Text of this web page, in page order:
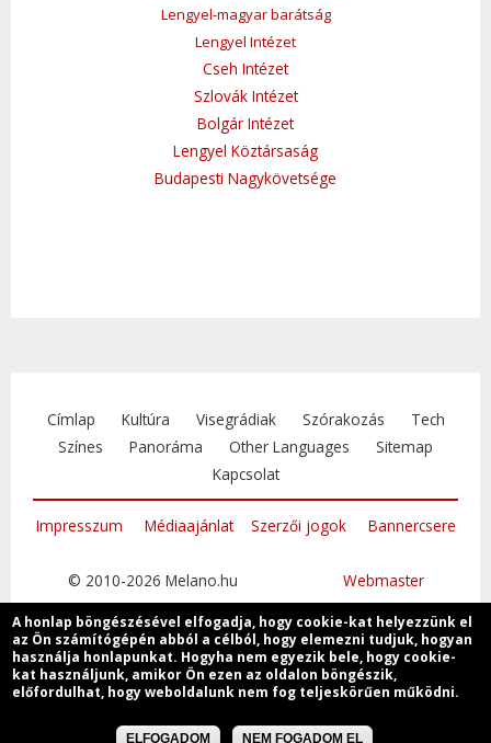
Lengyel-magyar barátság
Lengyel Intézet
Cseh Intézet
Szlovák Intézet
Bolgár Intézet
Lengyel Köztársaság
Budapesti Nagykövetsége
Címlap Kultúra Visegrádiak Szórakozás
Tech
Színes
Panoráma Other Languages
Sitemap
Kapcsolat
Impresszum Médiaajánlat Szerzői jogok Bannercsere
© 2010-2026 Melano.hu Webmaster
Csatlakozzon
A honlap böngészésével elfogadja, hogy cookie-kat helyezzünk el
az Ön számítógépén abból a célból, hogy elemezni tudjuk, hogyan
használja honlapunkat. Hogyha nem egyezik bele, hogy cookie-
kat használjunk, amikor Ön ezen az oldalon böngészik,
előfordulhat, hogy weboldalunk nem fog teljeskörűen működni.
ELFOGADOM NEM FOGADOM EL